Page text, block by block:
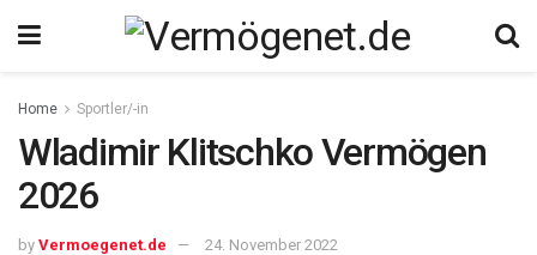
Home Sportler/-in
Wladimir Klitschko Vermögen
2026
by Vermoegenet.de 24. November 2022